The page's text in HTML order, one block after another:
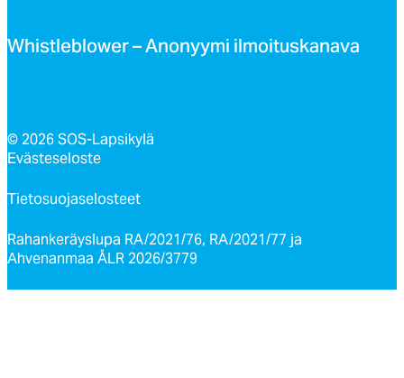
Whist­leb­lo­wer – Ano­nyy­mi il­moi­tus­ka­na­va
© 2026 SOS-Lapsikylä
Evästeseloste
Tietosuojaselosteet
Rahankeräyslupa RA/2021/76, RA/2021/77 ja
Ahvenanmaa ÅLR 2026/3779